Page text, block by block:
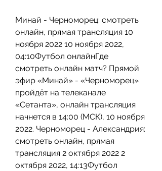
Минай - Черноморец: смотреть
онлайн, прямая трансляция 10
ноября 2022 10 ноября 2022,
04:10Футбол онлайнГде
смотреть онлайн матч? Прямой
эфир «Минай» - «Черноморец»
пройдёт на телеканале
«Сетанта», онлайн трансляция
начнется в 14:00 (МСК), 10 ноября
2022. Черноморец - Александрия:
смотреть онлайн, прямая
трансляция 2 октября 2022 2
октября 2022, 14:13Футбол